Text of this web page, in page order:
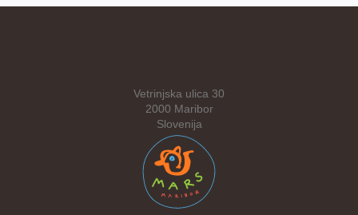
Vetrinjska ulica 30
2000 Maribor
Slovenija